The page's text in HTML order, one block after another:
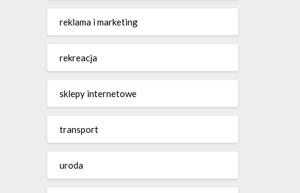
reklama i marketing
rekreacja
sklepy internetowe
transport
uroda